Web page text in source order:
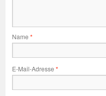
Name *
E-Mail-Adresse *